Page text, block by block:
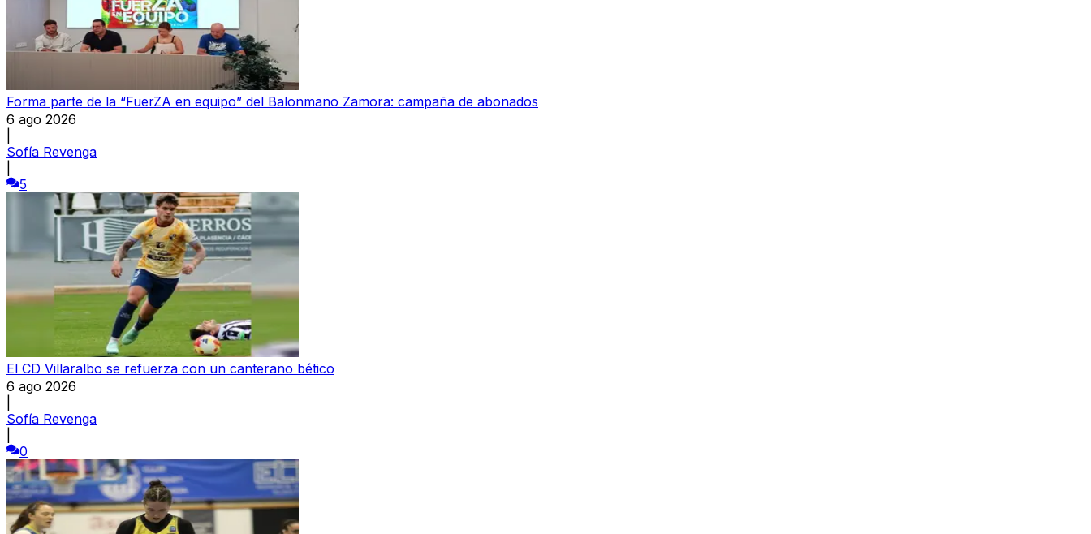
Forma parte de la “FuerZA en equipo” del Balonmano Zamora: campaña de abonados
6 ago 2026
Sofía Revenga
5
El CD Villaralbo se refuerza con un canterano bético
6 ago 2026
Sofía Revenga
0